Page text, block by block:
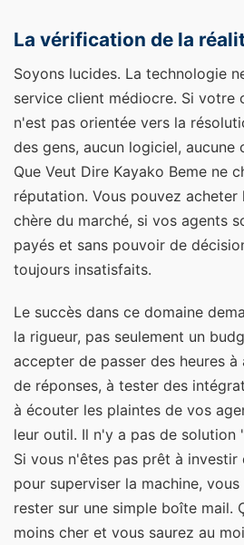
La vérification de la
Soyons lucides. La technologie
service client médiocre. Si votre
n'est pas orientée vers la
des gens, aucun logiciel, aucune
Que Veut Dire Kayako Beme ne
réputation. Vous pouvez
chère du marché, si vos agents
payés et sans pouvoir de
toujours insatisfaits.
Le succès dans ce domaine
la rigueur, pas seulement un
accepter de passer des heures
de réponses, à tester des
à écouter les plaintes de vos
leur outil. Il n'y a pas de solution
Si vous n'êtes pas prêt à investir
pour superviser la machine,
rester sur une simple boîte mail.
moins cher et vous saurez au